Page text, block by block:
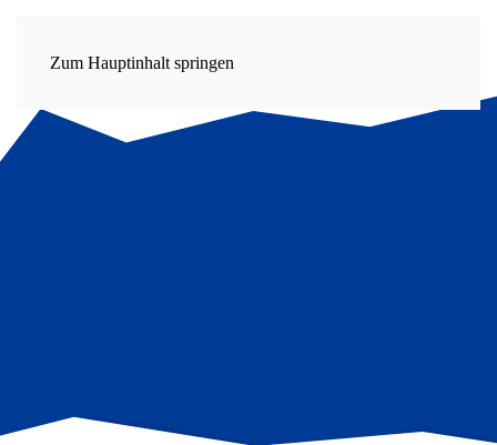
Zum Hauptinhalt springen